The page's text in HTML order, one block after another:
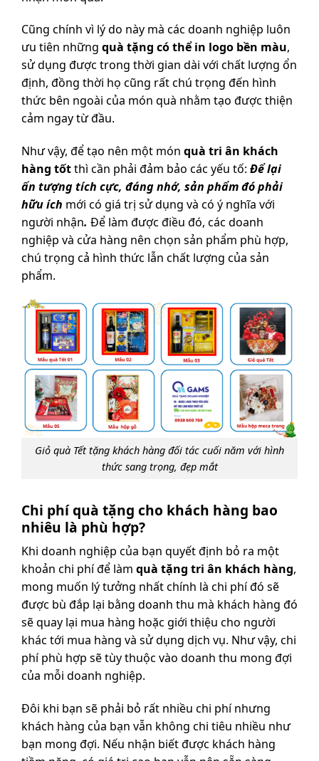
Cũng chính vì lý do này mà các doanh nghiệp luôn
ưu tiên những quà tặng có thể in logo bền màu,
sử dụng được trong thời gian dài với chất lượng ổn
định, đồng thời họ cũng rất chú trọng đến hình
thức bên ngoài của món quà nhằm tạo được thiện
cảm ngay từ đầu.
Như vậy, để tạo nên một món quà tri ân khách
hàng tốtthì cần phải đảm bảo các yếu tố: Để lại
ấn tượng tích cực, đáng nhớ, sản phẩm đó phải
hữu ích mới có giá trị sử dụng và có ý nghĩa với
người nhận. Để làm được điều đó, các doanh
nghiệp và cửa hàng nên chọn sản phẩm phù hợp,
chú trọng cả hình thức lẫn chất lượng của sản
phẩm.
Giỏ quà Tết tặng khách hàng đối tác cuối năm với hình
thức sang trọng, đẹp mắt
Chi phí quà tặng cho khách hàng bao
nhiêu là phù hợp?
Khi doanh nghiệp của bạn quyết định bỏ ra một
khoản chi phí để làm quà tặng tri ân khách hàng,
mong muốn lý tưởng nhất chính là chi phí đó sẽ
được bù đắp lại bằng doanh thu mà khách hàng đó
sẽ quay lại mua hàng hoặc giới thiệu cho người
khác tới mua hàng và sử dụng dịch vụ. Như vậy, chi
phí phù hợp sẽ tùy thuộc vào doanh thu mong đợi
của mỗi doanh nghiệp.
Đôi khi bạn sẽ phải bỏ rất nhiều chi phí nhưng
khách hàng của bạn vẫn không chi tiêu nhiều như
bạn mong đợi. Nếu nhận biết được khách hàng